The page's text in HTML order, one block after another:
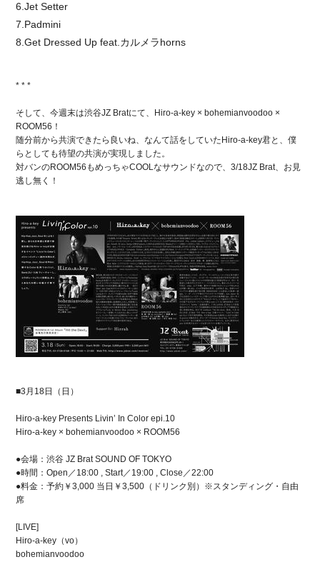
6.Jet Setter
7.Padmini
8.Get Dressed Up feat.カルメラhorns
* * *
そして、今週末は渋谷JZ Bratにて、Hiro-a-key × bohemianvoodoo ×
ROOM56！
随分前から共演できたら良いね、なんて話をしていたHiro-a-key君と、僕
らとしても待望の共演が実現しました。
対バンのROOM56もめっちゃCOOLなサウンドなので、3/18JZ Brat、お見
逃し無く！
■3月18日（日）
Hiro-a-key Presents Livin’ In Color epi.10
Hiro-a-key × bohemianvoodoo × ROOM56
●会場：渋谷 JZ Brat SOUND OF TOKYO
●時間：Open／18:00 , Start／19:00 , Close／22:00
●料金：予約￥3,000 当日￥3,500（ドリンク別）※スタンディング・自由
席
[LIVE]
Hiro-a-key（vo）
bohemianvoodoo